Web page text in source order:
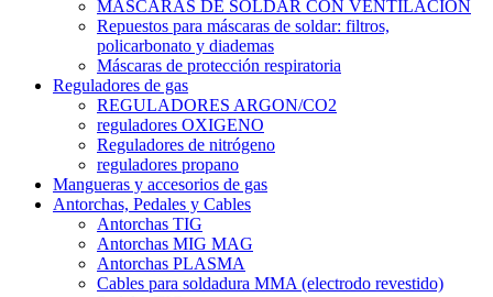
MASCARAS DE SOLDAR CON VENTILACION
Repuestos para máscaras de soldar: filtros,
policarbonato y diademas
Máscaras de protección respiratoria
Reguladores de gas
REGULADORES ARGON/CO2
reguladores OXIGENO
Reguladores de nitrógeno
reguladores propano
Mangueras y accesorios de gas
Antorchas, Pedales y Cables
Antorchas TIG
Antorchas MIG MAG
Antorchas PLASMA
Cables para soldadura MMA (electrodo revestido)